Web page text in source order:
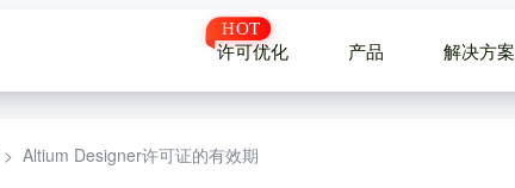
许可优化 产品 解决方案
> Altium Designer许可证的有效期